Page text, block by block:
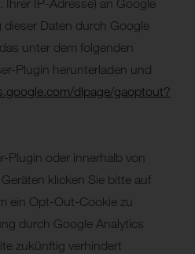
Ihrer IP-Adresse) an Google
dieser Daten durch Google
unter dem folgenden
Plugin herunterladen und
dlpage/gaoptout?
Plugin oder innerhalb von
klicken Sie bitte auf
ein Opt-Out-Cookie zu
durch Google Analytics
zukünftig verhindert